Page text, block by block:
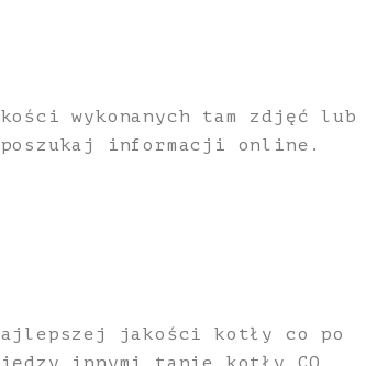
wykonanych tam zdjęć lub
informacji online.
najlepszej jakości kotły co po